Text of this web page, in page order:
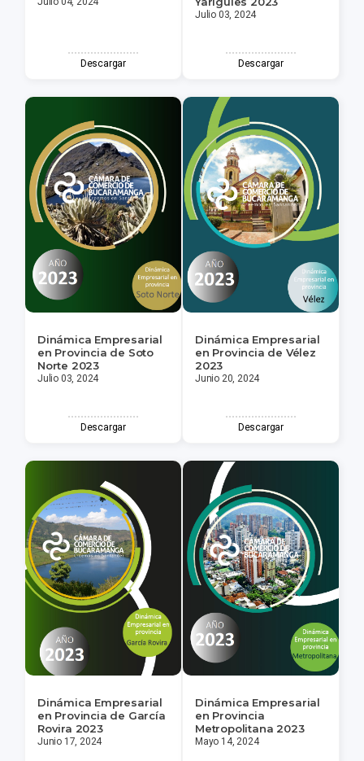
Descargar
Julio 03, 2024
Descargar
Dinámica Empresarial
en Provincia de Soto
Norte 2023
Julio 03, 2024
Descargar
Dinámica Empresarial
en Provincia de Vélez
2023
Junio 20, 2024
Descargar
Dinámica Empresarial
en Provincia de García
Rovira 2023
Junio 17, 2024
Dinámica Empresarial
en Provincia
Metropolitana 2023
Mayo 14, 2024